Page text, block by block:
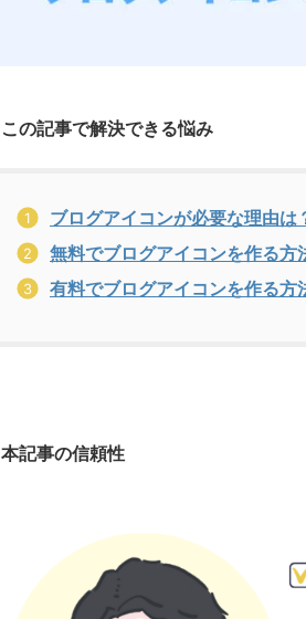
この記事で解決できる悩み
ブログアイコンが必要な理由は
無料でブログアイコンを作る方
有料でブログアイコンを作る方
本記事の信頼性